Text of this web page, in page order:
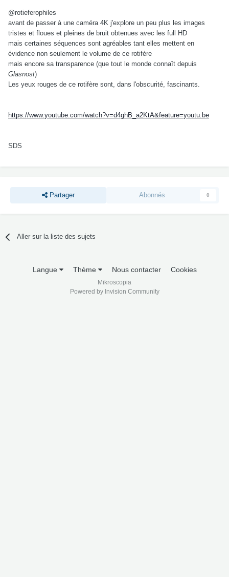
@rotieferophiles
avant de passer à une caméra 4K j'explore un peu plus les images
tristes et floues et pleines de bruit obtenues avec les full HD
mais certaines séquences sont agréables tant elles mettent en
évidence non seulement le volume de ce rotifère
mais encore sa transparence (que tout le monde connaît depuis
Glasnost)
Les yeux rouges de ce rotifère sont, dans l'obscurité, fascinants.
https://www.youtube.com/watch?v=d4ghB_a2KtA&feature=youtu.be
SDS
Partager Abonnés 0
Aller sur la liste des sujets
Langue Thème Nous contacter Cookies
Mikroscopia
Powered by Invision Community